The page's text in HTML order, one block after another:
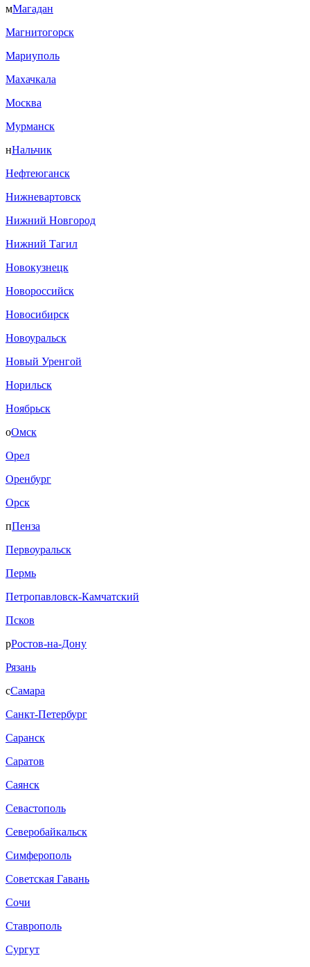
мМагадан
Магнитогорск
Мариуполь
Махачкала
Москва
Мурманск
нНальчик
Нефтеюганск
Нижневартовск
Нижний Новгород
Нижний Тагил
Новокузнецк
Новороссийск
Новосибирск
Новоуральск
Новый Уренгой
Норильск
Ноябрьск
оОмск
Орел
Оренбург
Орск
пПенза
Первоуральск
Пермь
Петропавловск-Камчатский
Псков
рРостов-на-Дону
Рязань
сСамара
Санкт-Петербург
Саранск
Саратов
Саянск
Севастополь
Северобайкальск
Симферополь
Советская Гавань
Сочи
Ставрополь
Сургут